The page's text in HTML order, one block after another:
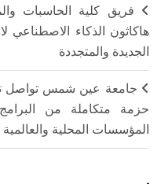
فريق كلية الحاسبات
هاكاثون الذكاء الاصطناعي
الجديدة والمتجددة
جامعة عين شمس تواصل
حزمة متكاملة من
المؤسسات المحلية والعالمية